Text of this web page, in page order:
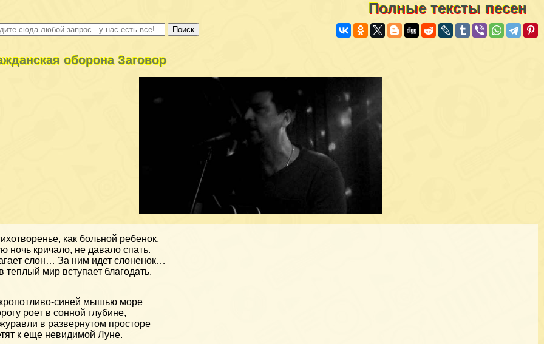
Полные тексты песен
оборона Заговор
как больной ребенок,
ночь кричало, не давало спать.
слон… За ним идет слоненок…
теплый мир вступает благодать.
синей мышью море
роет в сонной глубине,
в развернутом просторе
к еще невидимой Луне.